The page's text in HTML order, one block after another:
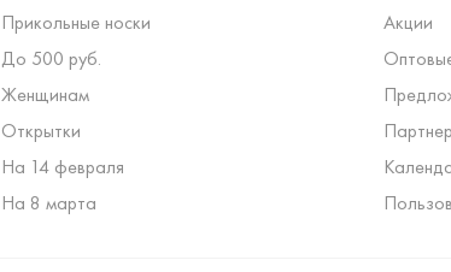
Прикольные носки
До 500 руб.
Женщинам
Открытки
На 14 февраля
На 8 марта
Акции